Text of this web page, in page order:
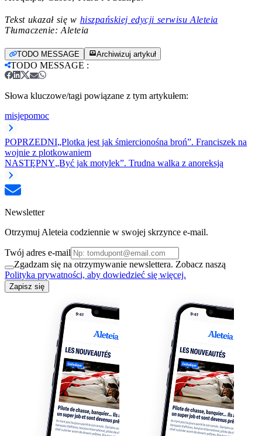
Tekst ukazał się w hiszpańskiej edycji serwisu Aleteia
Tłumaczenie: Aleteia
TODO MESSAGE Archiwizuj artykuł
TODO MESSAGE :
Słowa kluczowe/tagi powiązane z tym artykułem:
misjepomoc
POPRZEDNI„Plotka jest jak śmiercionośna broń”. Franciszek na
wojnie z plotkowaniem
NASTĘPNY„Być jak motylek”. Trudna walka z anoreksją
Newsletter
Otrzymuj Aleteia codziennie w swojej skrzynce e-mail.
Twój adres e-mail
Zgadzam się na otrzymywanie newslettera. Zobacz naszą
Polityka prywatności, aby dowiedzieć się więcej.
Zapisz się